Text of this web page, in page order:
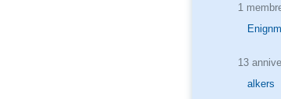
1
13
alkers